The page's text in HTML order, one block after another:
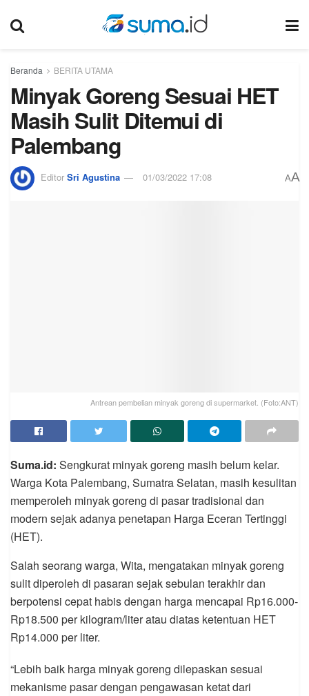
Beranda BERITA UTAMA
Minyak Goreng Sesuai HET
Masih Sulit Ditemui di
Palembang
Editor Sri Agustina 01/03/2022 17:08 AA
Antrean pembelian minyak goreng di supermarket. (Foto:ANT)
Suma.id: Sengkurat minyak goreng masih belum kelar.
Warga Kota Palembang, Sumatra Selatan, masih kesulitan
memperoleh minyak goreng di pasar tradisional dan
modern sejak adanya penetapan Harga Eceran Tertinggi
(HET).
Salah seorang warga, Wita, mengatakan minyak goreng
sulit diperoleh di pasaran sejak sebulan terakhir dan
berpotensi cepat habis dengan harga mencapai Rp16.000-
Rp18.500 per kilogram/liter atau diatas ketentuan HET
Rp14.000 per liter.
“Lebih baik harga minyak goreng dilepaskan sesuai
mekanisme pasar dengan pengawasan ketat dari